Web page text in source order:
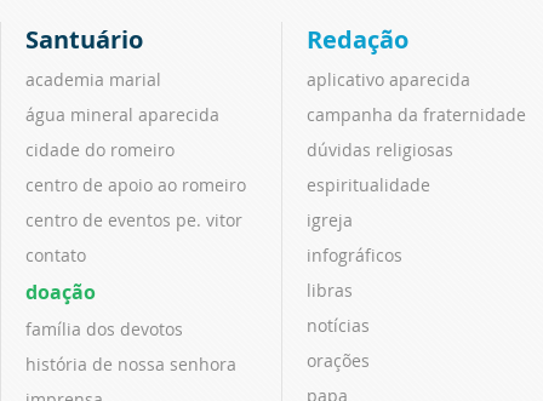
Santuário
academia marial
água mineral aparecida
cidade do romeiro
centro de apoio ao romeiro
centro de eventos pe. vitor
contato
doação
família dos devotos
história de nossa senhora
Redação
aplicativo aparecida
campanha da fraternidade
dúvidas religiosas
espiritualidade
igreja
infográficos
libras
notícias
orações
papa